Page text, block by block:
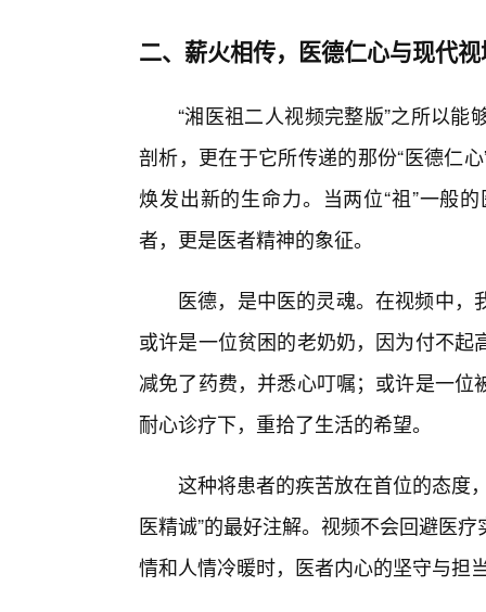
二、薪火相传，医德仁心与现代
“湘医祖二人视频完整版”之所以
剖析，更在于它所传递的那份“医德仁
焕发出新的生命力。当两位“祖”一般
者，更是医者精神的象征。
医德，是中医的灵魂。在视频中
或许是一位贫困的老奶奶，因为付不
减免了药费，并悉心叮嘱；或许是一
耐心诊疗下，重拾了生活的希望。
这种将患者的疾苦放在首位的态度
医精诚”的最好注解。视频不会回避医
情和人情冷暖时，医者内心的坚守与担